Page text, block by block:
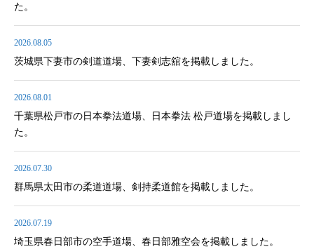
た。
2026.08.05
茨城県下妻市の剣道道場、下妻剣志舘を掲載しました。
2026.08.01
千葉県松戸市の日本拳法道場、日本拳法 松戸道場を掲載しまし
た。
2026.07.30
群馬県太田市の柔道道場、剣持柔道館を掲載しました。
2026.07.19
埼玉県春日部市の空手道場、春日部雅空会を掲載しました。